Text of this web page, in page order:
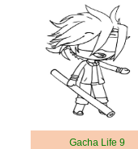
Gacha Life 9